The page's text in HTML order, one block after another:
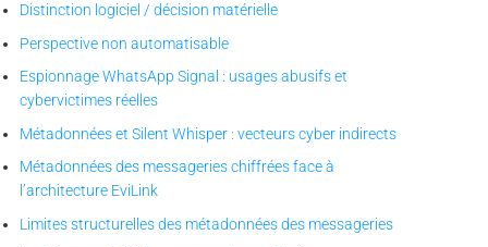
Distinction logiciel / décision matérielle
Perspective non automatisable
Espionnage WhatsApp Signal : usages abusifs et
cybervictimes réelles
Métadonnées et Silent Whisper : vecteurs cyber indirects
Métadonnées des messageries chiffrées face à
l’architecture EviLink
Limites structurelles des métadonnées des messageries